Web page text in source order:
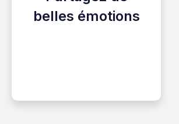
belles émotions